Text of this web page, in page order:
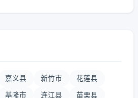
嘉义县 新竹市 花莲县
基隆市 连江县 苗栗县